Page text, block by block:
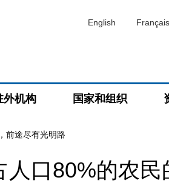
English Français
外机构 国家和组织
前途尽有光明路
人口80%的农民